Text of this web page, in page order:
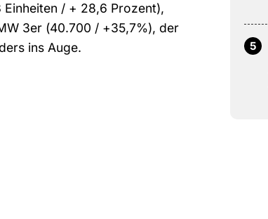
Einheiten / + 28,6 Prozent),
3er (40.700 / +35,7%), der
ins Auge.
5